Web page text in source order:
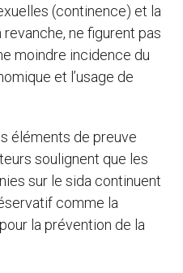
(continence) et la
ne figurent pas
moindre incidence du
et l’usage de
éléments de preuve
soulignent que les
sur le sida continuent
comme la
la prévention de la